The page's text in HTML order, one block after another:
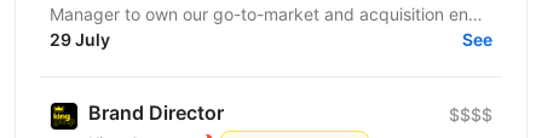
Manager to own our go-to-market and acquisition end
to end. This is a hands-on role for someone who...
29 July See
Brand Director $$$$